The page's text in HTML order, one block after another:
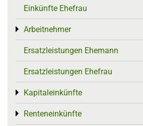
Einkünfte Ehefrau
Arbeitnehmer
Toggle menu
Ersatzleistungen Ehemann
Ersatzleistungen Ehefrau
Kapitaleinkünfte
Toggle menu
Renteneinkünfte
Toggle menu